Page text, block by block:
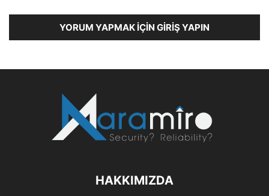
YORUM YAPMAK İÇIN GIRIŞ YAPIN
HAKKIMIZDA